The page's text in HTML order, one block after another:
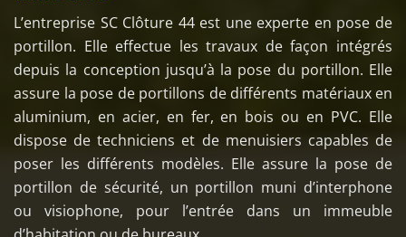
L’entreprise SC Clôture 44 est une experte en pose de
portillon. Elle effectue les travaux de façon intégrés
depuis la conception jusqu’à la pose du portillon. Elle
assure la pose de portillons de différents matériaux en
aluminium, en acier, en fer, en bois ou en PVC. Elle
dispose de techniciens et de menuisiers capables de
poser les différents modèles. Elle assure la pose de
portillon de sécurité, un portillon muni d’interphone
ou visiophone, pour l’entrée dans un immeuble